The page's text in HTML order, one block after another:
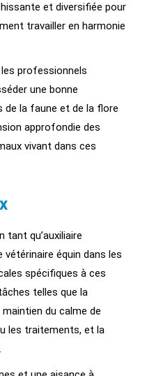
et diversifiée pour
travailler en harmonie
les professionnels
une bonne
de la faune et de la flore
approfondie des
vivant dans ces
tant qu’auxiliaire
vétérinaire équin dans les
spécifiques à ces
telles que la
du calme de
les traitements, et la